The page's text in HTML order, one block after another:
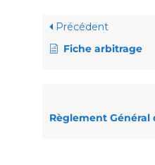
Précédent
Fiche arbitrage